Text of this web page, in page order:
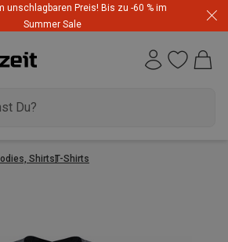
unschlagbaren Preis! Bis zu -60 % im
Summer Sale
ShirtsT-Shirts